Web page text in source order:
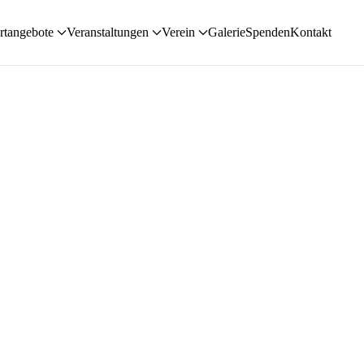
Veranstaltungen Verein GalerieSpendenKontakt